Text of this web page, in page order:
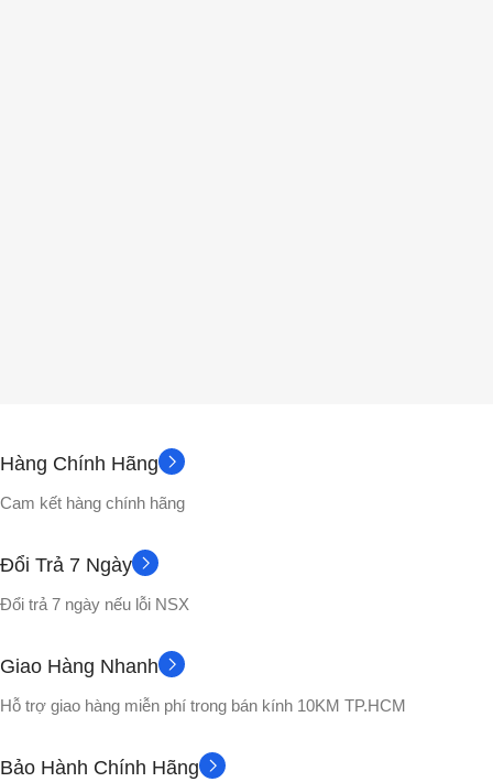
Hàng Chính Hãng
Cam kết hàng chính hãng
Đổi Trả 7 Ngày
Đổi trả 7 ngày nếu lỗi NSX
Giao Hàng Nhanh
Hỗ trợ giao hàng miễn phí trong bán kính 10KM TP.HCM
Bảo Hành Chính Hãng